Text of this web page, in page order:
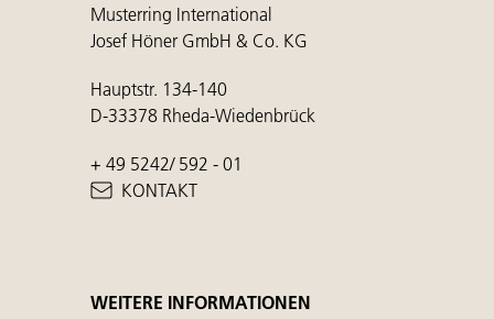
Musterring International
Josef Höner GmbH & Co. KG
Hauptstr. 134-140
D-33378 Rheda-Wiedenbrück
+ 49 5242/ 592 - 01
KONTAKT
WEITERE INFORMATIONEN